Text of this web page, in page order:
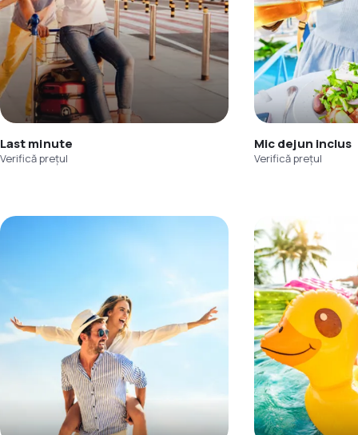
Last minute
Verifică prețul
Mic dejun inclus
Verifică prețul